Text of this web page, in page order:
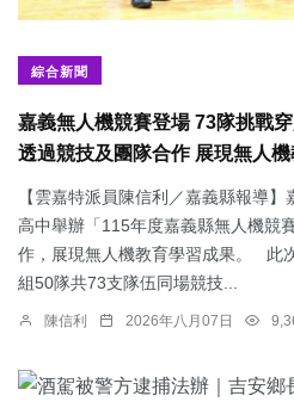
綜合新聞
嘉義無人機競賽登場 73隊挑戰
透過競技及團隊合作 展現無人機
【雲嘉特派員陳信利／嘉義縣報導
高中舉辦「115年度嘉義縣無人機競
作，展現無人機教育學習成果。 此
組50隊共73支隊伍同場競技...
陳信利 2026年八月07日